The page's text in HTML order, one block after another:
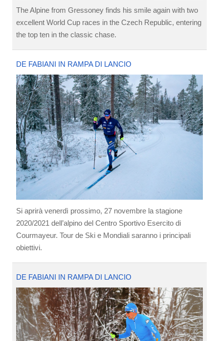
The Alpine from Gressoney finds his smile again with two
excellent World Cup races in the Czech Republic, entering
the top ten in the classic chase.
DE FABIANI IN RAMPA DI LANCIO
Si aprirà venerdì prossimo, 27 novembre la stagione
2020/2021 dell’alpino del Centro Sportivo Esercito di
Courmayeur. Tour de Ski e Mondiali saranno i principali
obiettivi.
DE FABIANI IN RAMPA DI LANCIO